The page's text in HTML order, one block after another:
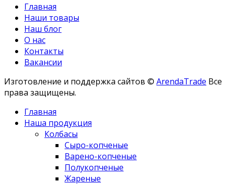
Главная
Наши товары
Наш блог
О нас
Контакты
Вакансии
Изготовление и поддержка сайтов © ArendaTrade Все
права защищены.
Главная
Наша продукция
Колбасы
Сыро-копченые
Варено-копченые
Полукопченые
Жареные